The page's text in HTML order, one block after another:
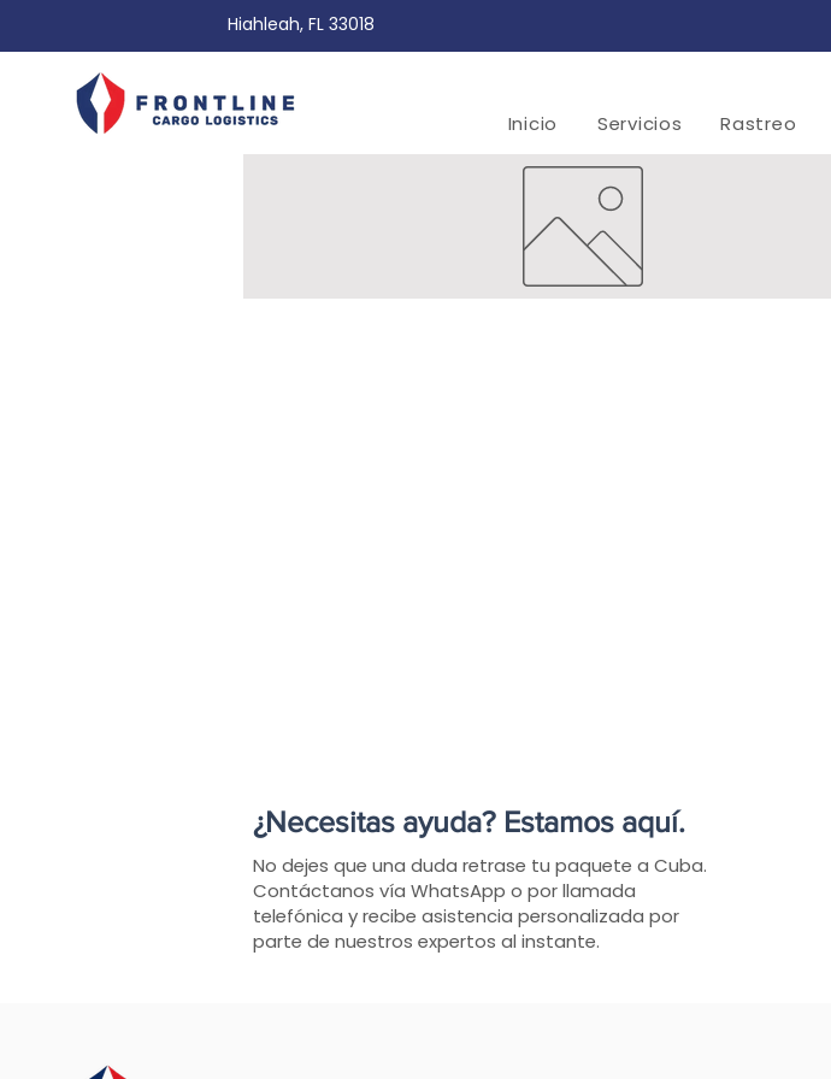
Hiahleah, FL 33018
Inicio Servicios Rastreo
¿Necesitas ayuda? Estamos aquí.
No dejes que una duda retrase tu paquete a Cuba.
Contáctanos vía WhatsApp o por llamada
telefónica y recibe asistencia personalizada por
parte de nuestros expertos al instante.